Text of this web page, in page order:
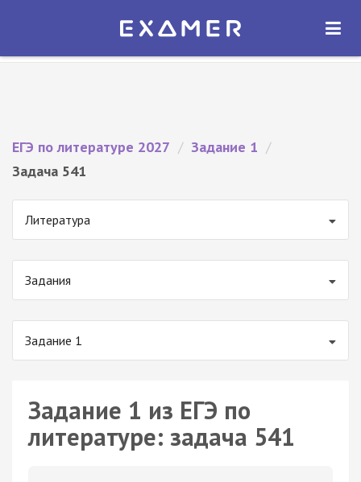
Экзамер — ЕГЭ 2027
ОТКРЫТЬ
ЕГЭ по литературе 2027 / Задание 1 /
Задача 541
Литература
Задания
Задание 1
Задание 1 из ЕГЭ по
литературе: задача 541